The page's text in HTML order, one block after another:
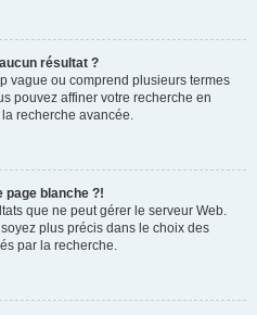
résultat ?
vague ou comprend plusieurs termes
pouvez affiner votre recherche en
recherche avancée.
page blanche ?!
que ne peut gérer le serveur Web.
plus précis dans le choix des
par la recherche.